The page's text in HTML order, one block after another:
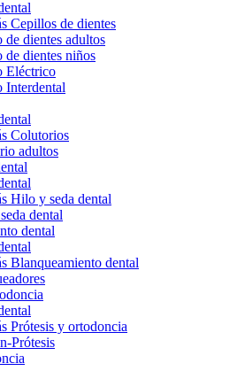
Cepillos de dientes
de dientes adultos
de dientes niños
Eléctrico
Interdental
Colutorios
adultos
Hilo y seda dental
dental
dental
Blanqueamiento dental
Prótesis y ortodoncia
Prótesis